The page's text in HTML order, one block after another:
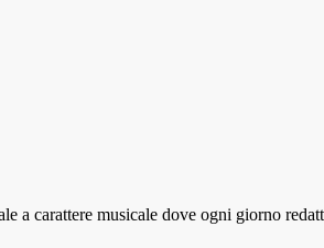
a carattere musicale dove ogni giorno